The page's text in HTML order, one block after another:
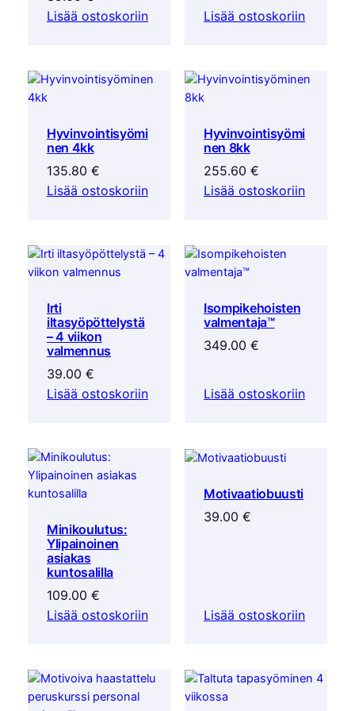
Lisää ostoskoriin
Lisää ostoskoriin
Hyvinvointisyömi
nen 4kk
135.80 €
Lisää ostoskoriin
Hyvinvointisyömi
nen 8kk
255.60€
Lisää ostoskoriin
Irti
iltasyöpöttelystä
– 4 viikon
valmennus
39.00 €
Lisää ostoskoriin
Isompikehoisten
valmentaja™
349.00€
Lisää ostoskoriin
Minikoulutus:
Ylipainoinen
asiakas
kuntosalilla
109.00 €
Lisää ostoskoriin
Motivaatiobuusti
39.00€
Lisää ostoskoriin